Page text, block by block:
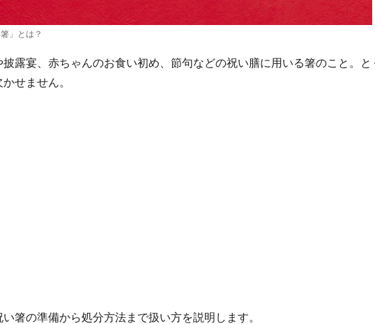
」とは？
披露宴、赤ちゃんのお食い初め、節句などの祝い膳に用いる箸のこと。と
せません。
箸の準備から処分方法まで扱い方を説明します。